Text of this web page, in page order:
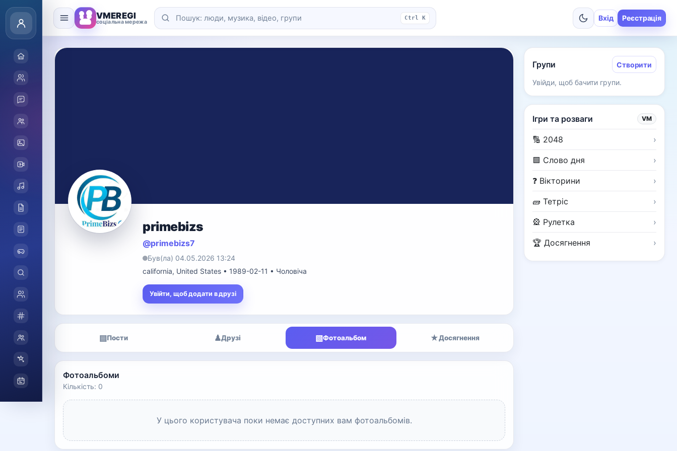
VMEREGI
соціальна мережа
Ctrl K Вхід Реєстрація
primebizs
@primebizs7
Був(ла) 04.05.2026 13:24
california, United States • 1989-02-11 • Чоловіча
Увійти, щоб додати в друзі
▤Пости ♟Друзі ▧Фотоальбом ★Досягнення
Фотоальбоми
Кількість: 0
У цього користувача поки немає доступних вам фотоальбомів.
Групи Створити
Увійди, щоб бачити групи.
Ігри та розваги VM
🔢 2048 ›
🟩 Слово дня ›
❓ Вікторини ›
🧱 Тетріс ›
🎡 Рулетка ›
🏆 Досягнення ›